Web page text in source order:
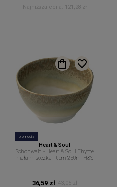
Najniższa cena:
121,28 zł
promocja
Heart & Soul
Schonwald - Heart & Soul Thyme
mała miseczka 10cm 250ml H&S
36,59 zł
43,05 zł